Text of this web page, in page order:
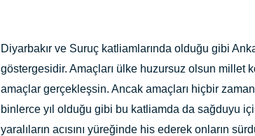
Diyarbakır ve Suruç katliamlarında olduğu gibi
göstergesidir. Amaçları ülke huzursuz olsun millet
amaçlar gerçekleşsin. Ancak amaçları hiçbir
binlerce yıl olduğu gibi bu katliamda da sağduyu
yaralıların acısını yüreğinde his ederek onların